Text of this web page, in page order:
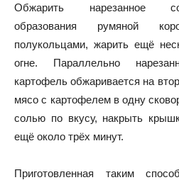
Обжарить нарезанное
образования румяной
полукольцами, жарить ещё
огне. Параллельно
картофель обжаривается на
мясо с картофелем в одну
солью по вкусу, накрыть
ещё около трёх минут.
Приготовленная таким